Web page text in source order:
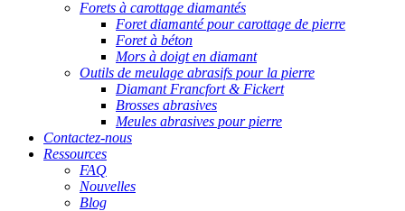
Forets à carottage diamantés
Foret diamanté pour carottage de pierre
Foret à béton
Mors à doigt en diamant
Outils de meulage abrasifs pour la pierre
Diamant Francfort & Fickert
Brosses abrasives
Meules abrasives pour pierre
Contactez-nous
Ressources
FAQ
Nouvelles
Blog